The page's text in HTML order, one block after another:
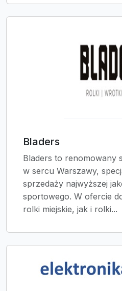
Bladers
Bladers to renomowany
w sercu Warszawy,
sprzedaży najwyższej
sportowego. W ofercie
rolki miejskie, jak i rolki...